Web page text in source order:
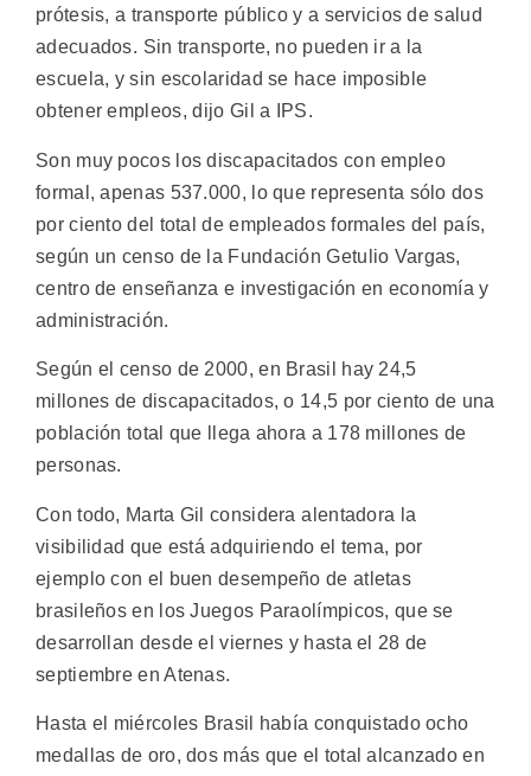
prótesis, a transporte público y a servicios de salud
adecuados. Sin transporte, no pueden ir a la
escuela, y sin escolaridad se hace imposible
obtener empleos, dijo Gil a IPS.
Son muy pocos los discapacitados con empleo
formal, apenas 537.000, lo que representa sólo dos
por ciento del total de empleados formales del país,
según un censo de la Fundación Getulio Vargas,
centro de enseñanza e investigación en economía y
administración.
Según el censo de 2000, en Brasil hay 24,5
millones de discapacitados, o 14,5 por ciento de una
población total que llega ahora a 178 millones de
personas.
Con todo, Marta Gil considera alentadora la
visibilidad que está adquiriendo el tema, por
ejemplo con el buen desempeño de atletas
brasileños en los Juegos Paraolímpicos, que se
desarrollan desde el viernes y hasta el 28 de
septiembre en Atenas.
Hasta el miércoles Brasil había conquistado ocho
medallas de oro, dos más que el total alcanzado en